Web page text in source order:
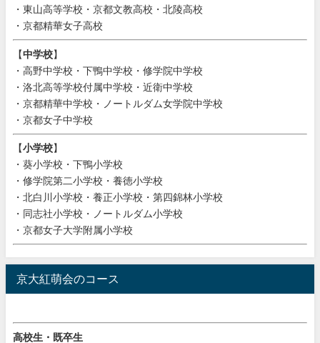
・東山高等学校・京都文教高校・北陵高校
・京都精華女子高校
【中学校】
・高野中学校・下鴨中学校・修学院中学校
・洛北高等学校付属中学校・近衛中学校
・京都精華中学校・ノートルダム女学院中学校
・京都女子中学校
【小学校】
・葵小学校・下鴨小学校
・修学院第二小学校・養徳小学校
・北白川小学校・養正小学校・第四錦林小学校
・同志社小学校・ノートルダム小学校
・京都女子大学附属小学校
京大紅萌会のコース
高校生・既卒生